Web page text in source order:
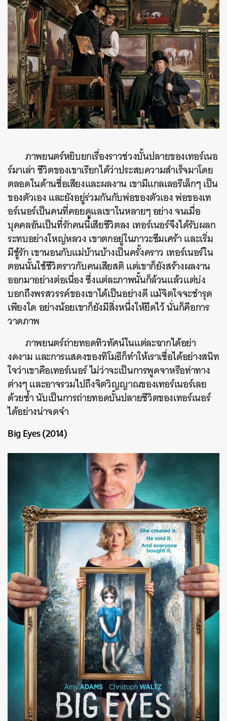
ภาพยนตร์หยิบยกเรื่องราวช่วงบั้นปลายของเทอร์เนอ
ร์มาเล่า ชีวิตของเขาเรียกได้ว่าประสบความสำเร็จมาโดย
ตลอดในด้านชื่อเสียงและผลงาน เขามีแกลเลอรีเล็กๆ เป็น
ของตัวเอง และยังอยู่ร่วมกันกับพ่อของตัวเอง พ่อของเท
อร์เนอร์เป็นคนที่คอยดูแลเขาในหลายๆ อย่าง จนเมื่อ
บุคคลอันเป็นที่รักคนนี้เสียชีวิตลง เทอร์เนอร์จึงได้รับผลก
ระทบอย่างใหญ่หลวง เขาตกอยู่ในภาวะซึมเศร้า และเริ่ม
มีชู้รัก เขานอนกับแม่บ้านบ้างเป็นครั้งคราว เทอร์เนอร์ใน
ตอนนั้นใช้ชีวิตราวกับคนเสียสติ แต่เขาก็ยังสร้างผลงาน
ออกมาอย่างต่อเนื่อง ซึ่งแต่ละภาพนั้นก็ล้วนแล้วแต่บ่ง
บอกถึงพรสวรรค์ของเขาได้เป็นอย่างดี แม้จิตใจจะชำรุด
เพียงใด อย่างน้อยเขาก็ยังมีสิ่งหนึ่งให้ยึดไว้ นั่นก็คือการ
วาดภาพ
ภาพยนตร์ถ่ายทอดทิวทัศน์ในแต่ละฉากได้อย่า
งดงาม และการแสดงของทิโมธีก็ทำให้เราเชื่อได้อย่างสนิท
ใจว่าเขาคือเทอร์เนอร์ ไม่ว่าจะเป็นการพูดจาหรือท่าทาง
ต่างๆ และอาจรวมไปถึงจิตวิญญาณของเทอร์เนอร์เลย
ด้วยซ้ำ นับเป็นการถ่ายทอดบั้นปลายชีวิตของเทอร์เนอร์
ได้อย่างน่าจดจำ
Big Eyes (2014)